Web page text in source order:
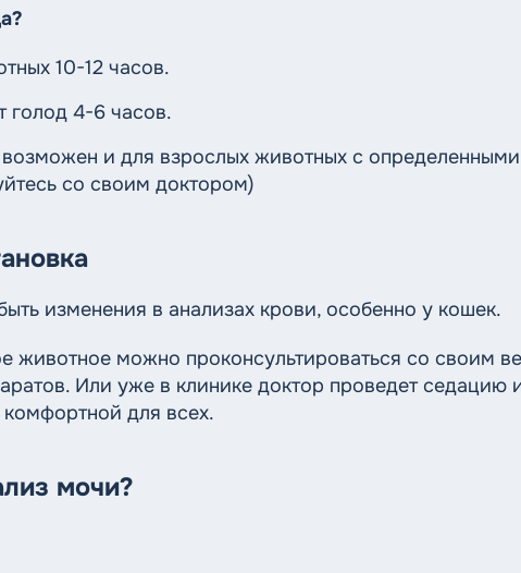
10-12 часов.
голод 4-6 часов.
и для взрослых животных с
со своим доктором)
изменения в анализах крови, особенно у кошек.
животное можно проконсультироваться со своим
Или уже в клинике доктор проведет седацию
для всех.
мочи?